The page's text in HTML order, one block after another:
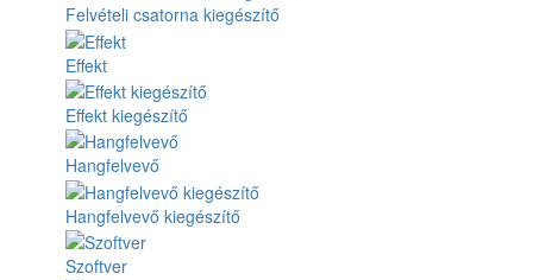
Felvételi csatorna kiegészítő
Effekt
Effekt kiegészítő
Hangfelvevő
Hangfelvevő kiegészítő
Szoftver